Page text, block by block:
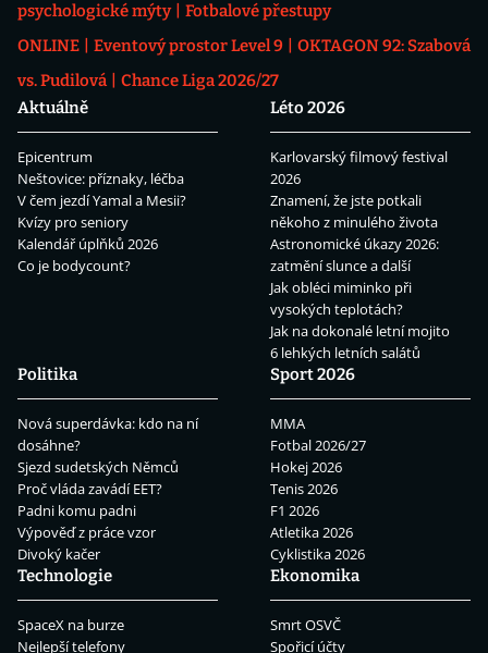
psychologické mýty
Fotbalové přestupy
ONLINE
Eventový prostor Level 9
OKTAGON 92: Szabová
vs. Pudilová
Chance Liga 2026/27
Aktuálně
Epicentrum
Neštovice: příznaky, léčba
V čem jezdí Yamal a Mesii?
Kvízy pro seniory
Kalendář úplňků 2026
Co je bodycount?
Léto 2026
Karlovarský filmový festival
2026
Znamení, že jste potkali
někoho z minulého života
Astronomické úkazy 2026:
zatmění slunce a další
Jak obléci miminko při
vysokých teplotách?
Jak na dokonalé letní mojito
6 lehkých letních salátů
Politika
Nová superdávka: kdo na ní
dosáhne?
Sjezd sudetských Němců
Proč vláda zavádí EET?
Padni komu padni
Výpověď z práce vzor
Divoký kačer
Sport 2026
MMA
Fotbal 2026/27
Hokej 2026
Tenis 2026
F1 2026
Atletika 2026
Cyklistika 2026
Technologie
SpaceX na burze
Nejlepší telefony
Ekonomika
Smrt OSVČ
Spořicí účty